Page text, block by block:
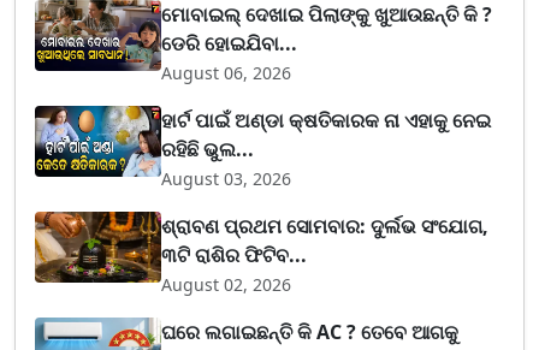
ମୋବାଇଲ୍ ଦେଖାଇ ପିଲାଙ୍କୁ ଖୁଆଉଛନ୍ତି କି ?
ଡେରି ହୋଇଯିବା...
August 06, 2026
ହାର୍ଟ ପାଇଁ ଅଣ୍ଡା କ୍ଷତିକାରକ ନା ଏହାକୁ ନେଇ
ରହିଛି ଭୁଲ...
August 03, 2026
ଶ୍ରାବଣ ପ୍ରଥମ ସୋମବାର: ଦୁର୍ଲଭ ସଂଯୋଗ,
୩ଟି ରାଶିର ଫିଟିବ...
August 02, 2026
ଘରେ ଲଗାଇଛନ୍ତି କି AC ? ତେବେ ଆଗକୁ